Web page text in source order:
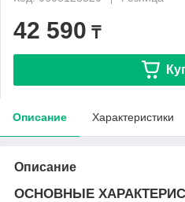
42 590 ₸
Описание Характеристики
Описание
ОСНОВНЫЕ